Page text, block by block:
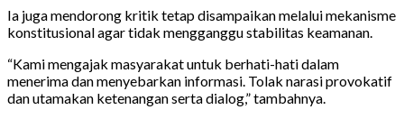
Ia juga mendorong kritik tetap disampaikan melalui mekanisme
konstitusional agar tidak mengganggu stabilitas keamanan.
“Kami mengajak masyarakat untuk berhati-hati dalam
menerima dan menyebarkan informasi. Tolak narasi provokatif
dan utamakan ketenangan serta dialog,” tambahnya.